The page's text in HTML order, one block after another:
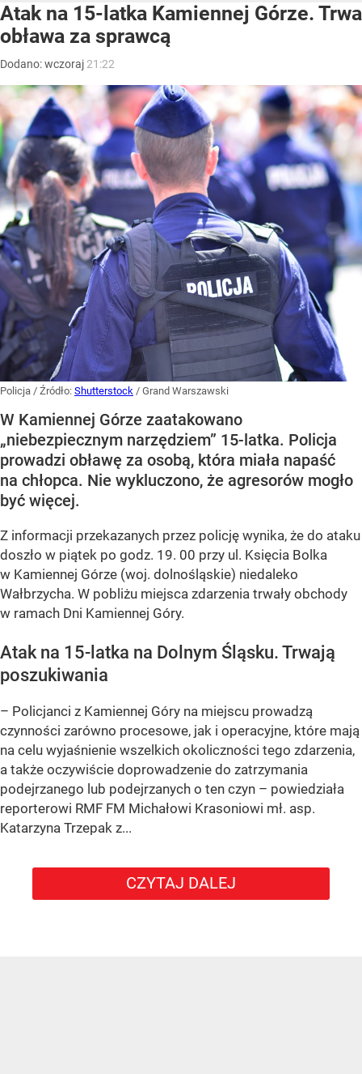
Atak na 15-latka Kamiennej Górze. Trwa
obława za sprawcą
Dodano:wczoraj 21:22
Policja / Źródło: Shutterstock / Grand Warszawski
W Kamiennej Górze zaatakowano
„niebezpiecznym narzędziem” 15-latka. Policja
prowadzi obławę za osobą, która miała napaść
na chłopca. Nie wykluczono, że agresorów mogło
być więcej.
Z informacji przekazanych przez policję wynika, że do ataku
doszło w piątek po godz. 19. 00 przy ul. Księcia Bolka
w Kamiennej Górze (woj. dolnośląskie) niedaleko
Wałbrzycha. W pobliżu miejsca zdarzenia trwały obchody
w ramach Dni Kamiennej Góry.
Atak na 15-latka na Dolnym Śląsku. Trwają
poszukiwania
– Policjanci z Kamiennej Góry na miejscu prowadzą
czynności zarówno procesowe, jak i operacyjne, które mają
na celu wyjaśnienie wszelkich okoliczności tego zdarzenia,
a także oczywiście doprowadzenie do zatrzymania
podejrzanego lub podejrzanych o ten czyn – powiedziała
reporterowi RMF FM Michałowi Krasoniowi mł. asp.
Katarzyna Trzepak z...
CZYTAJ DALEJ